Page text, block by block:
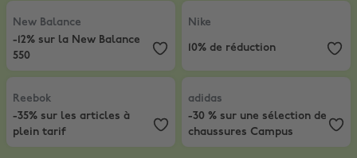
New Balance
-12% sur la New Balance 550
New Balance
-12% sur la New Balance
550
Nike
Nike
10% de réduction
Reebok
-35% sur les articles à plein tarif
Reebok
-35% sur les articles à
plein tarif
adidas
-30 % sur une sélection
adidas
-30 % sur une sélection de
chaussures Campus